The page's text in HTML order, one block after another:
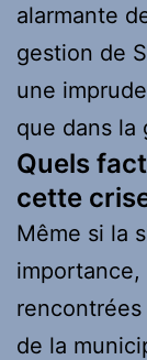
alarmante
gestion de
une
que dans la
Quels
cette
Même si la
de la